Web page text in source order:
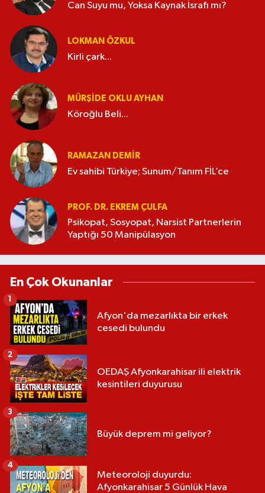
Can Suyu mu, Yoksa Kaynak İsrafı mı?
LOKMAN ÖZKUL
Kirli çark...
MÜRŞIDE OKLU AYHAN
Köroğlu Beli...
RAMAZAN DEMİR
Ev sahibi Türkiye; Sunum/Tanım FİL’ce
PROF. DR. EKREM ÇULFA
Psikopat, Sosyopat, Narsist Partnerlerin
Yaptığı 50 Manipülasyon
En Çok Okunanlar
Afyon'da mezarlıkta bir erkek
cesedi bulundu
1
OEDAŞ Afyonkarahisar ili elektrik
kesintileri duyurusu
2
Büyük deprem mi geliyor?
3
Meteoroloji duyurdu:
Afyonkarahisar 5 Günlük Hava
4